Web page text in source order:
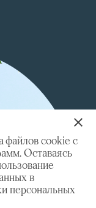
файлов cookie с
Оставаясь
в
персональных